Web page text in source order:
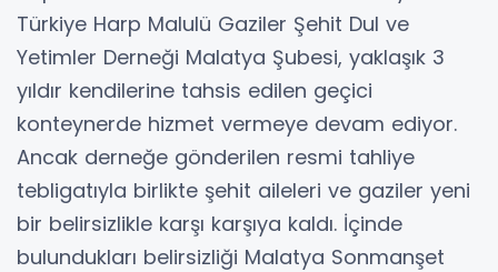
Türkiye Harp Malulü Gaziler Şehit Dul ve
Yetimler Derneği Malatya Şubesi, yaklaşık 3
yıldır kendilerine tahsis edilen geçici
konteynerde hizmet vermeye devam ediyor.
Ancak derneğe gönderilen resmi tahliye
tebligatıyla birlikte şehit aileleri ve gaziler yeni
bir belirsizlikle karşı karşıya kaldı. İçinde
bulundukları belirsizliği Malatya Sonmanşet